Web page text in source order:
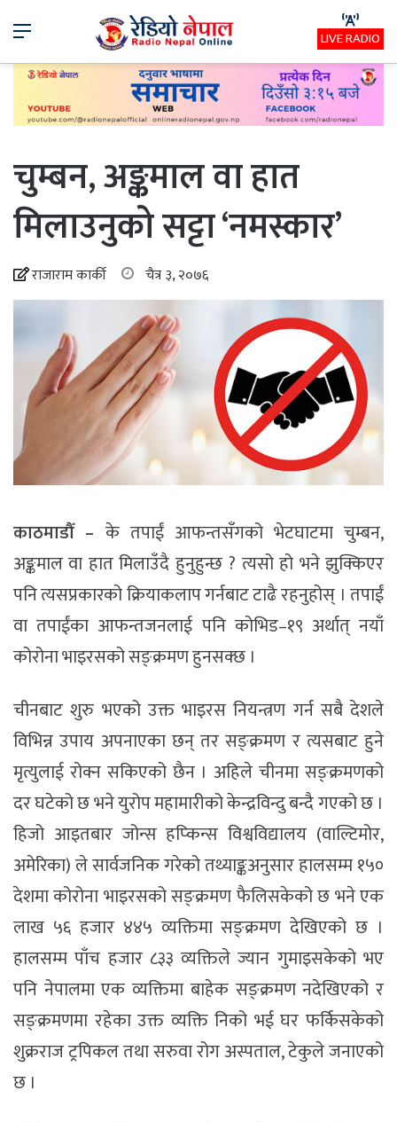
Menu LIVE RADIO
चुम्बन, अङ्कमाल वा हात
मिलाउनुको सट्टा ‘नमस्कार’
राजाराम कार्की चैत्र ३, २०७६
काठमाडौँ – के तपाईं आफन्तसँगको भेटघाटमा चुम्बन,
अङ्कमाल वा हात मिलाउँदै हुनुहुन्छ ? त्यसो हो भने झुक्किएर
पनि त्यसप्रकारको क्रियाकलाप गर्नबाट टाढै रहनुहोस् । तपाईं
वा तपाईंका आफन्तजनलाई पनि कोभिड–१९ अर्थात् नयाँ
कोरोना भाइरसको सङ्क्रमण हुनसक्छ ।
चीनबाट शुरु भएको उक्त भाइरस नियन्त्रण गर्न सबै देशले
विभिन्न उपाय अपनाएका छन् तर सङ्क्रमण र त्यसबाट हुने
मृत्युलाई रोक्न सकिएको छैन । अहिले चीनमा सङ्क्रमणको
दर घटेको छ भने युरोप महामारीको केन्द्रविन्दु बन्दै गएको छ ।
हिजो आइतबार जोन्स हप्किन्स विश्वविद्यालय (वाल्टिमोर,
अमेरिका) ले सार्वजनिक गरेको तथ्याङ्कअनुसार हालसम्म १५०
देशमा कोरोना भाइरसको सङ्क्रमण फैलिसकेको छ भने एक
लाख ५६ हजार ४४५ व्यक्तिमा सङ्क्रमण देखिएको छ ।
हालसम्म पाँच हजार ८३३ व्यक्तिले ज्यान गुमाइसकेको भए
पनि नेपालमा एक व्यक्तिमा बाहेक सङ्क्रमण नदेखिएको र
सङ्क्रमणमा रहेका उक्त व्यक्ति निको भई घर फर्किसकेको
शुक्रराज ट्रपिकल तथा सरुवा रोग अस्पताल, टेकुले जनाएको
छ ।